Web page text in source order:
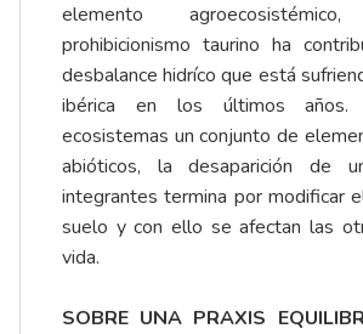
elemento
prohibicionismo taurino ha
desbalance hidríco que está
ibérica en los últimos
ecosistemas un conjunto de
abióticos, la desaparición de
integrantes termina por modificar
suelo y con ello se afectan las
vida.
SOBRE UNA PRAXIS